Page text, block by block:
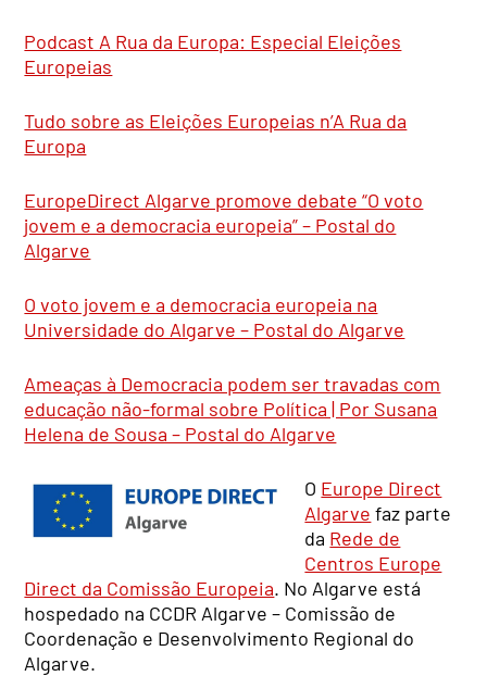
Podcast A Rua da Europa: Especial Eleições
Europeias
Tudo sobre as Eleições Europeias n’A Rua da
Europa
EuropeDirect Algarve promove debate “O voto
jovem e a democracia europeia” – Postal do
Algarve
O voto jovem e a democracia europeia na
Universidade do Algarve – Postal do Algarve
Ameaças à Democracia podem ser travadas com
educação não-formal sobre Política | Por Susana
Helena de Sousa – Postal do Algarve
O Europe Direct
Algarve faz parte
da Rede de
Centros Europe
Direct da Comissão Europeia. No Algarve está
hospedado na CCDR Algarve – Comissão de
Coordenação e Desenvolvimento Regional do
Algarve.